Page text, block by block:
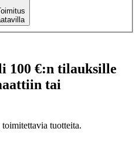
100 €:n tilauksille
tai
tuotteita.